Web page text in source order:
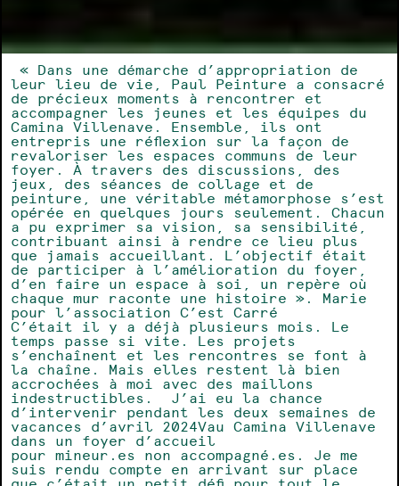
« Dans une démarche d’appropriation de
leur lieu de vie, Paul Peinture a consacré
de précieux moments à rencontrer et
accompagner les jeunes et les équipes du
Camina Villenave. Ensemble, ils ont
entrepris une réflexion sur la façon de
revaloriser les espaces communs de leur
foyer. À travers des discussions, des
jeux, des séances de collage et de
peinture, une véritable métamorphose s’est
opérée en quelques jours seulement. Chacun
a pu exprimer sa vision, sa sensibilité,
contribuant ainsi à rendre ce lieu plus
que jamais accueillant. L’objectif était
de participer à l’amélioration du foyer,
d’en faire un espace à soi, un repère où
chaque mur raconte une histoire ». Marie
pour l’association C’est Carré
C’était il y a déjà plusieurs mois. Le
temps passe si vite. Les projets
s’enchaînent et les rencontres se font à
la chaîne. Mais elles restent là bien
accrochées à moi avec des maillons
indestructibles. J’ai eu la chance
d’intervenir pendant les deux semaines de
vacances d’avril 2024Vau Camina Villenave
dans un foyer d’accueil
pour mineur.es non accompagné.es . Je me
suis rendu compte en arrivant sur place